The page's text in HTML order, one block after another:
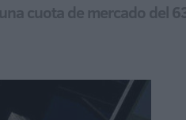
cuota de mercado del